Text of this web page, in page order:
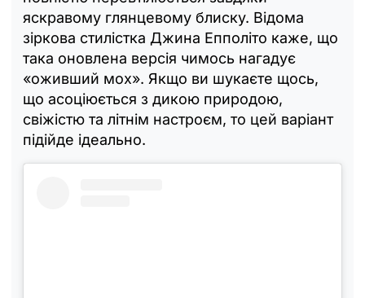
яскравому глянцевому блиску. Відома
зіркова стилістка Джина Епполіто каже, що
така оновлена версія чимось нагадує
«оживший мох». Якщо ви шукаєте щось,
що асоціюється з дикою природою,
свіжістю та літнім настроєм, то цей варіант
підійде ідеально.